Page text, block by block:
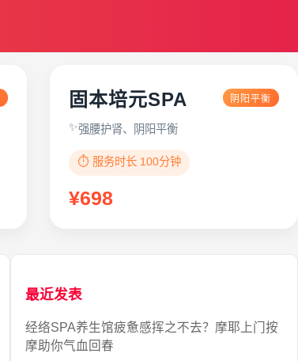
固本培元SPA 阴阳平衡
强腰护肾、阴阳平衡
⏱️ 服务时长 100分钟
¥698
最近发表
经络SPA养生馆疲惫感挥之不去？摩耶上门按
摩助你气血回春